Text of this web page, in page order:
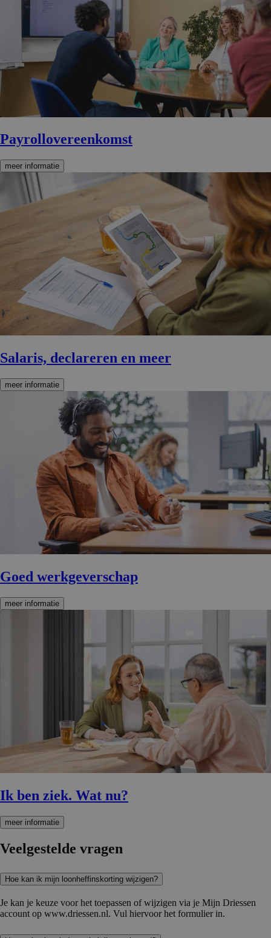
Payrollo­ver­een­komst
meer informatie
Salaris, declareren en meer
meer informatie
Goed werkgever­schap
meer informatie
Ik ben ziek. Wat nu?
meer informatie
Veelgestelde vragen
Hoe kan ik mijn loonheffinskorting wijzigen?
Je kan je keuze voor het toepassen of wijzigen via je Mijn Driessen
account op www.driessen.nl. Vul hiervoor het formulier in.